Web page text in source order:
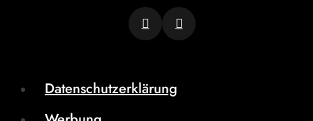
Datenschutzerklärung